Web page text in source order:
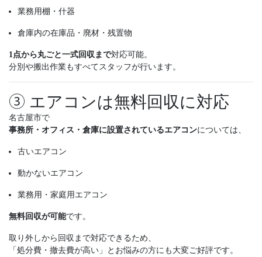
業務用棚・什器
倉庫内の在庫品・廃材・残置物
1点から丸ごと一式回収まで対応可能。
分別や搬出作業もすべてスタッフが行います。
③ エアコンは無料回収に対応
名古屋市で
事務所・オフィス・倉庫に設置されているエアコンについては、
古いエアコン
動かないエアコン
業務用・家庭用エアコン
無料回収が可能です。
取り外しから回収まで対応できるため、
「処分費・撤去費が高い」とお悩みの方にも大変ご好評です。